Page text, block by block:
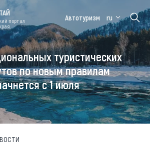
Цветение
Медицинский
форум
Алтайская
зимовка
портал
Автотуризм ru
туристических
по новым правилам
с 1 июля